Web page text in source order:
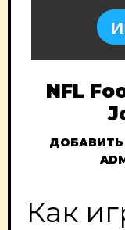
NFL
ДОБАВИТЬ
Как